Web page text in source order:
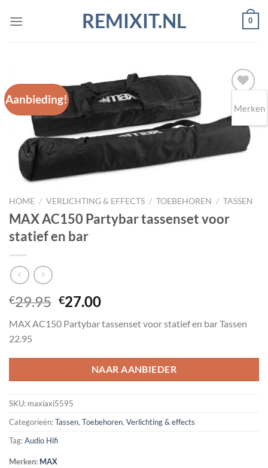
naar
REMIXIT.NL 0
Aanbieding!
Toevoegen
wenslijst
HOME / VERLICHTING & EFFECTS / TOEBEHOREN / TASSEN
MAX AC150 Partybar tassenset voor
statief en bar
€29.95 Oorspronkelijke
was:
€27.00Huidige
is:
MAX AC150 Partybar tassenset voor statief en bar Tassen
22.95
NAAR AANBIEDER
SKU: maxiaxi5595
Categorieën:Tassen, Toebehoren, Verlichting & effects
Tag:Audio Hifi
Merken: MAX
Merken